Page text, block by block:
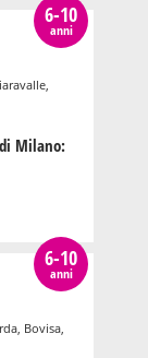
6-10
anni
Milano:
6-10
anni
Bovisa,